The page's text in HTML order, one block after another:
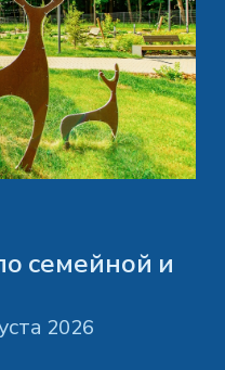
семейной и
2026
Privacy notice